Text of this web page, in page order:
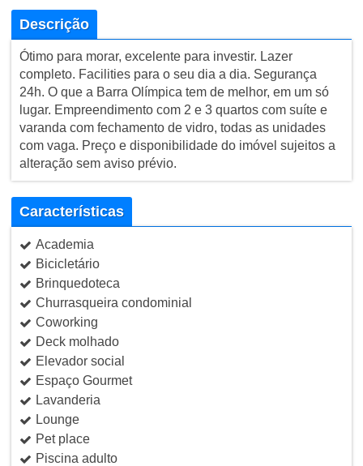
Descrição
Ótimo para morar, excelente para investir. Lazer
completo. Facilities para o seu dia a dia. Segurança
24h. O que a Barra Olímpica tem de melhor, em um só
lugar. Empreendimento com 2 e 3 quartos com suíte e
varanda com fechamento de vidro, todas as unidades
com vaga. Preço e disponibilidade do imóvel sujeitos a
alteração sem aviso prévio.
Características
Academia
Bicicletário
Brinquedoteca
Churrasqueira condominial
Coworking
Deck molhado
Elevador social
Espaço Gourmet
Lavanderia
Lounge
Pet place
Piscina adulto